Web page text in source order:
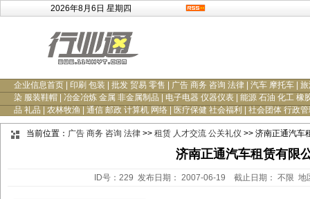
2026年8月6日 星期四
企业信息首页 印刷 包装 批发 贸易 零售 广告 商务 咨询 法律 汽车 摩托车
旅
染 服装鞋帽
冶金冶炼 金属 非金属制品 电子电器 仪器仪表
能源 石油 化工 橡
品 礼品
农林牧渔 通信 邮政 计算机 网络 医疗保健 社会福利 社会团体 行政
当前位置： 广告 商务 咨询 法律 >> 租赁 人才交流 公关礼仪 >> 济南正通汽车
济南正通汽车租赁有限
ID号：229 发布日期： 2007-06-19 截止日期： 不限 地